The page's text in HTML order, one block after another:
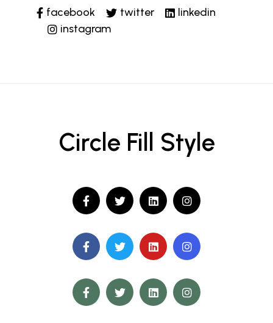
facebook twitter
linkedin
instagram
Circle Fill Style